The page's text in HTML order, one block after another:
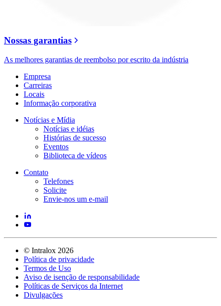
Nossas garantias
As melhores garantias de reembolso por escrito da indústria
Empresa
Carreiras
Locais
Informação corporativa
Notícias e Mídia
Notícias e idéias
Histórias de sucesso
Eventos
Biblioteca de vídeos
Contato
Telefones
Solicite
Envie-nos um e-mail
© Intralox 2026
Política de privacidade
Termos de Uso
Aviso de isenção de responsabilidade
Políticas de Serviços da Internet
Divulgações